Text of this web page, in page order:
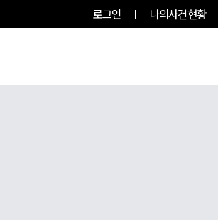
로그인 나의사건현황